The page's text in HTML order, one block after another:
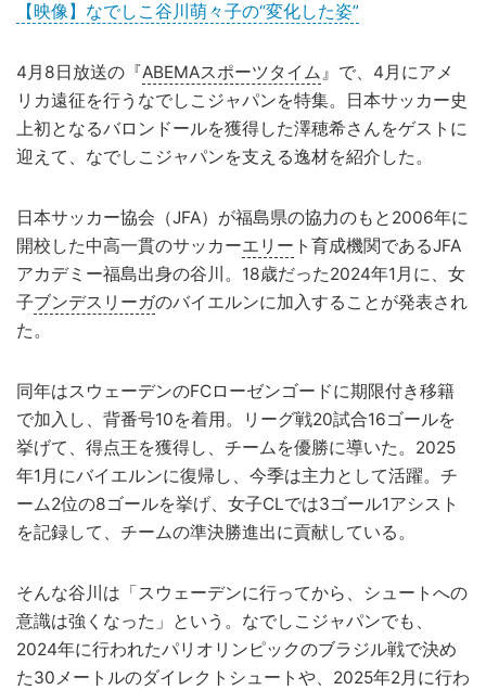
【映像】なでしこ谷川萌々子の“変化した姿”
4月8日放送の『ABEMAスポーツタイム』で、4月にアメ
リカ遠征を行うなでしこジャパンを特集。日本サッカー史
上初となるバロンドールを獲得した澤穂希さんをゲストに
迎えて、なでしこジャパンを支える逸材を紹介した。
日本サッカー協会（JFA）が福島県の協力のもと2006年に
開校した中高一貫のサッカーエリー ト育成機関であるJFA
アカデミー福島出身の谷川。18歳だった2024年1月に、女
子ブンデスリーガのバイエルンに加入することが発表され
た。
同年はスウェーデンのFCローゼンゴードに期限付き移籍
で加入し、背番号10を着用。リーグ戦20試合16ゴールを
挙げて、得点王を獲得し、チームを優勝に導いた。2025
年1月にバイエルンに復帰し、今季は主力として活躍。チ
ーム2位の8ゴールを挙げ、女子CLでは3ゴール1アシスト
を記録して、チームの準決勝進出に貢献している。
そんな谷川は「スウェーデンに行ってから、シュートへの
意識は強くなった」という。なでしこジャパンでも、
2024年に行われたパリオリンピックのブラジル戦で決め
た30メートルのダイレクトシュートや、2025年2月に行わ